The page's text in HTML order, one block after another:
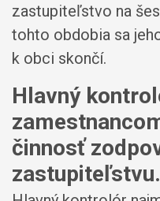
zastupiteľstvo na
tohto obdobia sa
k obci skončí.
Hlavný
činnosť
zastupiteľstvu.